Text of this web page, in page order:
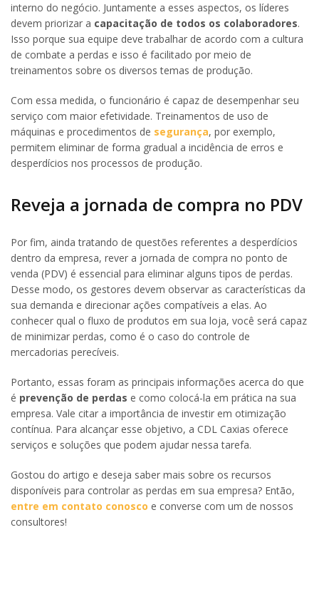
interno do negócio. Juntamente a esses aspectos, os líderes
devem priorizar a capacitação de todos os colaboradores.
Isso porque sua equipe deve trabalhar de acordo com a cultura
de combate a perdas e isso é facilitado por meio de
treinamentos sobre os diversos temas de produção.
Com essa medida, o funcionário é capaz de desempenhar seu
serviço com maior efetividade. Treinamentos de uso de
máquinas e procedimentos de segurança, por exemplo,
permitem eliminar de forma gradual a incidência de erros e
desperdícios nos processos de produção.
Reveja a jornada de compra no PDV
Por fim, ainda tratando de questões referentes a desperdícios
dentro da empresa, rever a jornada de compra no ponto de
venda (PDV) é essencial para eliminar alguns tipos de perdas.
Desse modo, os gestores devem observar as características da
sua demanda e direcionar ações compatíveis a elas. Ao
conhecer qual o fluxo de produtos em sua loja, você será capaz
de minimizar perdas, como é o caso do controle de
mercadorias perecíveis.
Portanto, essas foram as principais informações acerca do que
é prevenção de perdas e como colocá-la em prática na sua
empresa. Vale citar a importância de investir em otimização
contínua. Para alcançar esse objetivo, a CDL Caxias oferece
serviços e soluções que podem ajudar nessa tarefa.
Gostou do artigo e deseja saber mais sobre os recursos
disponíveis para controlar as perdas em sua empresa? Então,
entre em contato conosco e converse com um de nossos
consultores!